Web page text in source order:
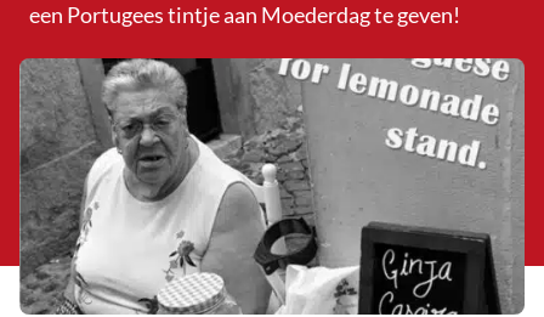
een Portugees tintje aan Moederdag te geven!